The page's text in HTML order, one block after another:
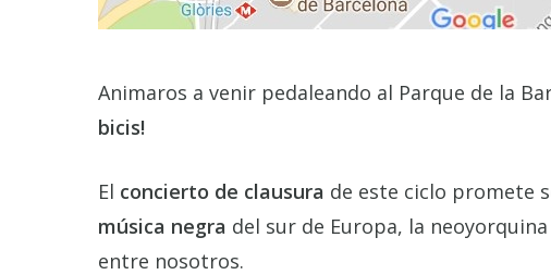
Animaros a venir pedaleando al Parque de la
bicis!
El concierto de clausura de este ciclo promete
música negra del sur de Europa, la neoyorquina
entre nosotros.